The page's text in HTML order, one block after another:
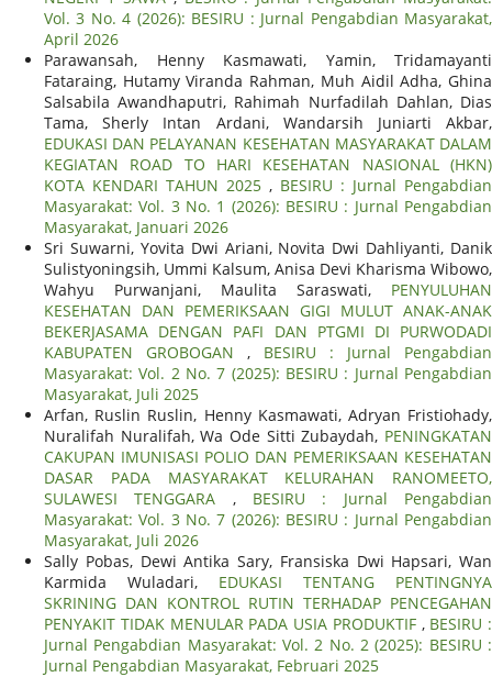
Vol. 3 No. 4 (2026): BESIRU : Jurnal Pengabdian Masyarakat,
April 2026
Parawansah, Henny Kasmawati, Yamin, Tridamayanti
Fataraing, Hutamy Viranda Rahman, Muh Aidil Adha, Ghina
Salsabila Awandhaputri, Rahimah Nurfadilah Dahlan, Dias
Tama, Sherly Intan Ardani, Wandarsih Juniarti Akbar,
EDUKASI DAN PELAYANAN KESEHATAN MASYARAKAT DALAM
KEGIATAN ROAD TO HARI KESEHATAN NASIONAL (HKN)
KOTA KENDARI TAHUN 2025 , BESIRU : Jurnal Pengabdian
Masyarakat: Vol. 3 No. 1 (2026): BESIRU : Jurnal Pengabdian
Masyarakat, Januari 2026
Sri Suwarni, Yovita Dwi Ariani, Novita Dwi Dahliyanti, Danik
Sulistyoningsih, Ummi Kalsum, Anisa Devi Kharisma Wibowo,
Wahyu Purwanjani, Maulita Saraswati, PENYULUHAN
KESEHATAN DAN PEMERIKSAAN GIGI MULUT ANAK-ANAK
BEKERJASAMA DENGAN PAFI DAN PTGMI DI PURWODADI
KABUPATEN GROBOGAN , BESIRU : Jurnal Pengabdian
Masyarakat: Vol. 2 No. 7 (2025): BESIRU : Jurnal Pengabdian
Masyarakat, Juli 2025
Arfan, Ruslin Ruslin, Henny Kasmawati, Adryan Fristiohady,
Nuralifah Nuralifah, Wa Ode Sitti Zubaydah, PENINGKATAN
CAKUPAN IMUNISASI POLIO DAN PEMERIKSAAN KESEHATAN
DASAR PADA MASYARAKAT KELURAHAN RANOMEETO,
SULAWESI TENGGARA , BESIRU : Jurnal Pengabdian
Masyarakat: Vol. 3 No. 7 (2026): BESIRU : Jurnal Pengabdian
Masyarakat, Juli 2026
Sally Pobas, Dewi Antika Sary, Fransiska Dwi Hapsari, Wan
Karmida Wuladari, EDUKASI TENTANG PENTINGNYA
SKRINING DAN KONTROL RUTIN TERHADAP PENCEGAHAN
PENYAKIT TIDAK MENULAR PADA USIA PRODUKTIF , BESIRU :
Jurnal Pengabdian Masyarakat: Vol. 2 No. 2 (2025): BESIRU :
Jurnal Pengabdian Masyarakat, Februari 2025